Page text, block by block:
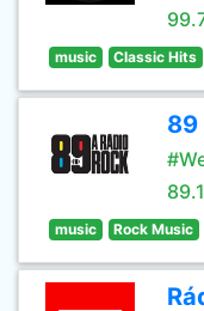
music Classic Hits
89
music Rock Music